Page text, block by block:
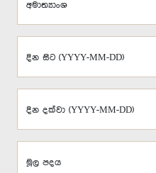
අමාත්‍යාංශ
දින සිට (YYYY-MM-DD)
දින දක්වා (YYYY-MM-DD)
මූල පදය